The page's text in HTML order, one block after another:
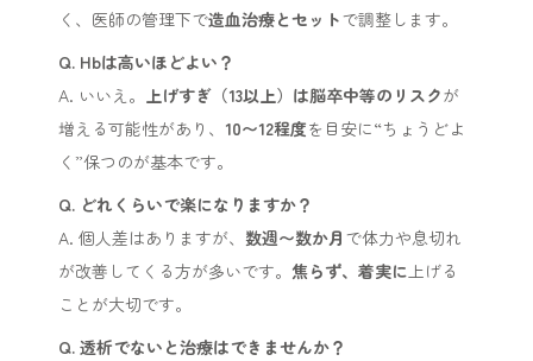
く、医師の管理下で造血治療とセットで調整します。
Q. Hbは高いほどよい？
A. いいえ。 上げすぎ（13以上）は脳卒中等のリスクが
増える可能性があり、 10〜12程度を目安に“ちょうどよ
く”保つのが基本です。
Q. どれくらいで楽になりますか？
A. 個人差はありますが、 数週〜数か月 で体力や息切れ
が改善してくる方が多いです。 焦らず、着実に上げる
ことが大切です。
Q. 透析でないと治療はできませんか？